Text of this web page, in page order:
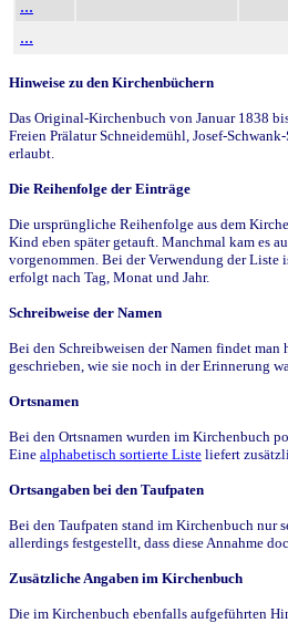
...
...
Hinweise zu den Kirchenbüchern
Das Original-Kirchenbuch von Januar 1838
Freien Prälatur Schneidemühl, Josef-
erlaubt.
Die Reihenfolge der Einträge
Die ursprüngliche Reihenfolge aus dem
Kind eben später getauft. Manchmal kam es
vorgenommen. Bei der Verwendung der
erfolgt nach Tag, Monat und Jahr.
Schreibweise der Namen
Bei den Schreibweisen der Namen findet
geschrieben, wie sie noch in der Erinnerung
Ortsnamen
Bei den Ortsnamen wurden im Kirchenbuch
Eine alphabetisch sortierte Liste liefert
Ortsangaben bei den Taufpaten
Bei den Taufpaten stand im Kirchenbuch nur
allerdings festgestellt, dass diese Annahme
Zusätzliche Angaben im Kirchenbuch
Die im Kirchenbuch ebenfalls aufgeführten